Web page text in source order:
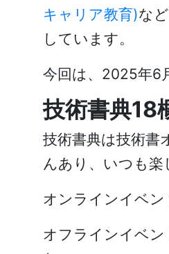
キャリア教育)な
しています。
今回は、2025年6
技術書典18
技術書典は技術書
んあり、いつも楽
オンラインイベン
オフラインイベ